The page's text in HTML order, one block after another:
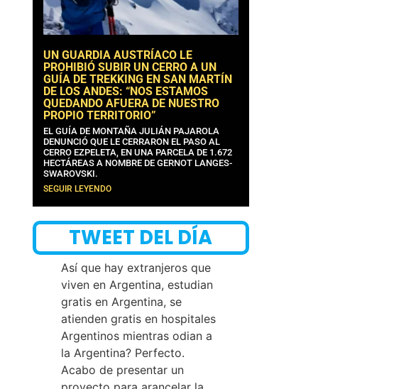
UN GUARDIA AUSTRÍACO LE
PROHIBIÓ SUBIR UN CERRO A UN
GUÍA DE TREKKING EN SAN MARTÍN
DE LOS ANDES: “NOS ESTAMOS
QUEDANDO AFUERA DE NUESTRO
PROPIO TERRITORIO”
EL GUÍA DE MONTAÑA JULIÁN PAJAROLA
DENUNCIÓ QUE LE CERRARON EL PASO AL
CERRO EZPELETA, EN UNA PARCELA DE 1.672
HECTÁREAS A NOMBRE DE GERNOT LANGES-
SWAROVSKI.
SEGUIR LEYENDO
TWEET DEL DÍA
Así que hay extranjeros que
viven en Argentina, estudian
gratis en Argentina, se
atienden gratis en hospitales
Argentinos mientras odian a
la Argentina? Perfecto.
Acabo de presentar un